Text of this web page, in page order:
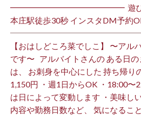
━━━━━━━━━━━━━━ ⁡ 遊び心
本庄駅徒歩30秒 インスタDM予約
【おはしどころ菜でしこ】 〜アル
です〜 ⁡ ⁡ アルバイトさんの ある日
は、 お刺身を中心にした 持ち帰り
1,150円 ・週1日からOK ・18:00
は日によって変動します ・美味し
内容や勤務日数など、 気になるこ